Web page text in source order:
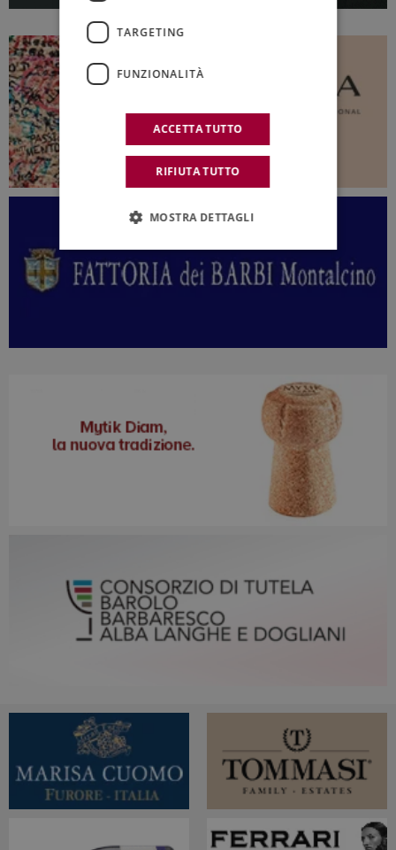
TARGETING
FUNZIONALITÀ
ACCETTA TUTTO
RIFIUTA TUTTO
MOSTRA DETTAGLI